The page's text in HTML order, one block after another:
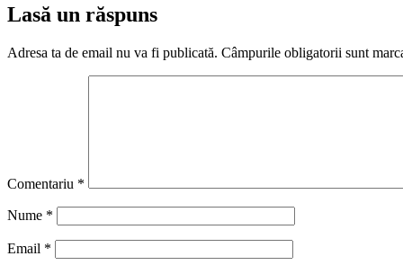
Lasă un răspuns
Adresa ta de email nu va fi publicată. Câmpurile obligatorii sunt
Comentariu *
Nume *
Email *